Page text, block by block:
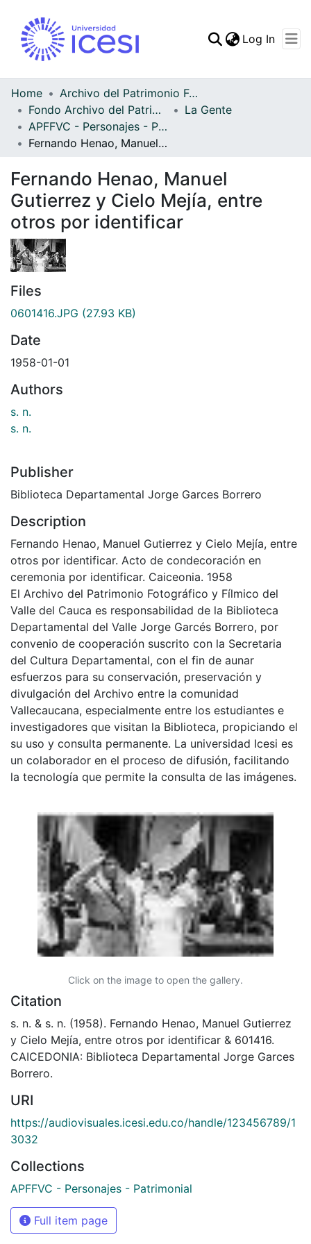
Statistics
Log In
Home
Archivo del Patrimonio Fotográfico y Fílmico del Valle del Cauca
Fondo Archivo del Patrimonio Fotográfico y Fílmico del Valle del Cauca
La Gente
APFFVC - Personajes - Patrimonial
Fernando Henao, Manuel Gutierrez y Cielo Mejía, entre otros por identificar
Fernando Henao, Manuel
Gutierrez y Cielo Mejía, entre
otros por identificar
Files
0601416.JPG (27.93 KB)
Date
1958-01-01
Authors
s. n.
s. n.
Publisher
Biblioteca Departamental Jorge Garces Borrero
Description
Fernando Henao, Manuel Gutierrez y Cielo Mejía, entre
otros por identificar. Acto de condecoración en
ceremonia por identificar. Caiceonia. 1958
El Archivo del Patrimonio Fotográfico y Fílmico del
Valle del Cauca es responsabilidad de la Biblioteca
Departamental del Valle Jorge Garcés Borrero, por
convenio de cooperación suscrito con la Secretaria
del Cultura Departamental, con el fin de aunar
esfuerzos para su conservación, preservación y
divulgación del Archivo entre la comunidad
Vallecaucana, especialmente entre los estudiantes e
investigadores que visitan la Biblioteca, propiciando el
su uso y consulta permanente. La universidad Icesi es
un colaborador en el proceso de difusión, facilitando
la tecnología que permite la consulta de las imágenes.
Click on the image to open the gallery.
Citation
s. n. & s. n. (1958). Fernando Henao, Manuel Gutierrez
y Cielo Mejía, entre otros por identificar & 601416.
CAICEDONIA: Biblioteca Departamental Jorge Garces
Borrero.
URI
https://audiovisuales.icesi.edu.co/handle/123456789/1
3032
Collections
APFFVC - Personajes - Patrimonial
Full item page